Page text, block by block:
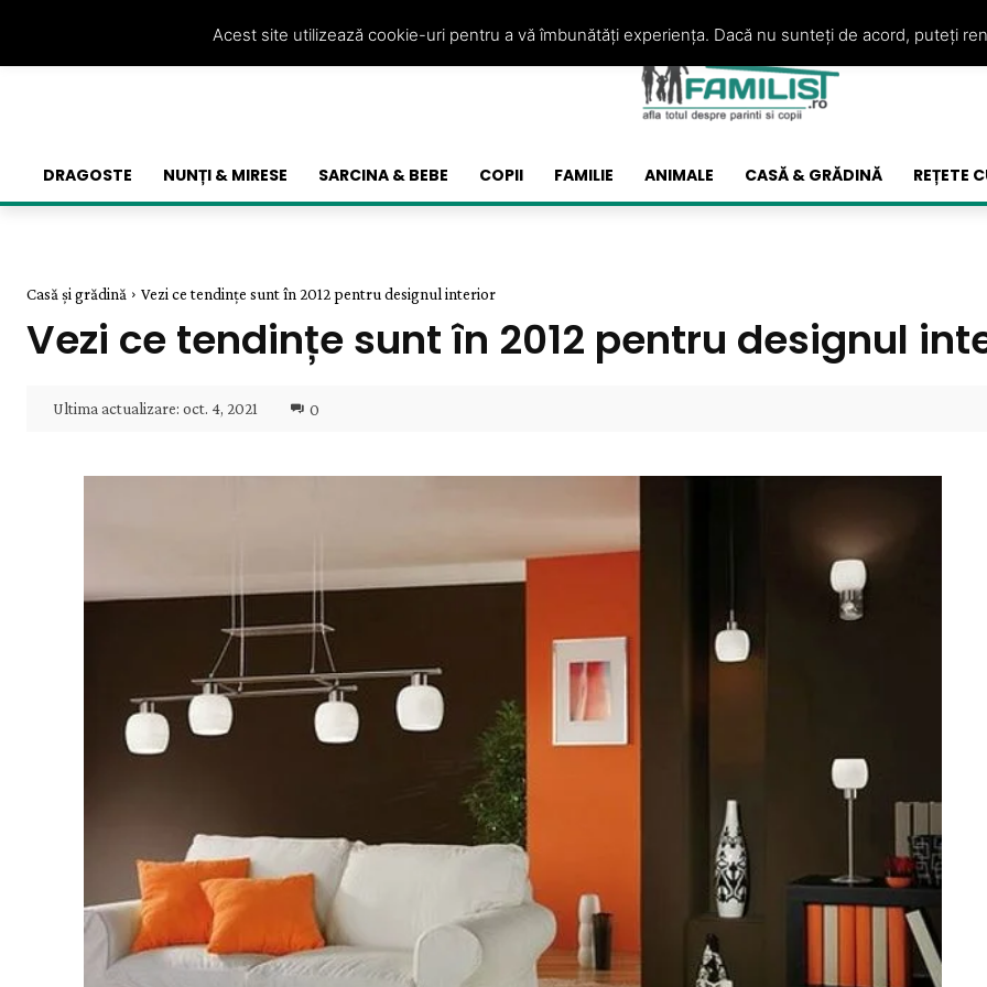
DRAGOSTE NUNȚI & MIRESE SARCINA & BEBE COPII FAMILIE ANIMALE CASĂ & GRĂDINĂ REȚETE
Casă și grădină Vezi ce tendințe sunt în 2012 pentru designul interior
Vezi ce tendințe sunt în 2012 pentru designul
Ultima actualizare: oct. 4, 2021 0
Acest site utilizează cookie-uri pentru a vă îmbunătăți experiența. Dacă nu sunteți de acord, puteți